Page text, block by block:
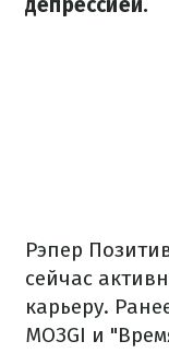
Рэпер
сейчас
карьеру.
MOЗGI и